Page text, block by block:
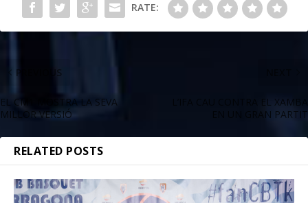
RATE:
PREVIOUS
EL CM1 MOSTRA LA SEVA
MILLOR VERSIÓ
L’IFA CAU CONTRA EL XAMBA
EN UN GRAN PARTIT
RELATED POSTS